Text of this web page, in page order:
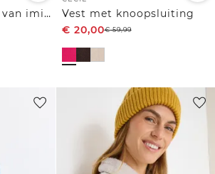
Omkeerbaar vest van imitatiebont
Vest met knoopsluiting
€ 20,00€59,99